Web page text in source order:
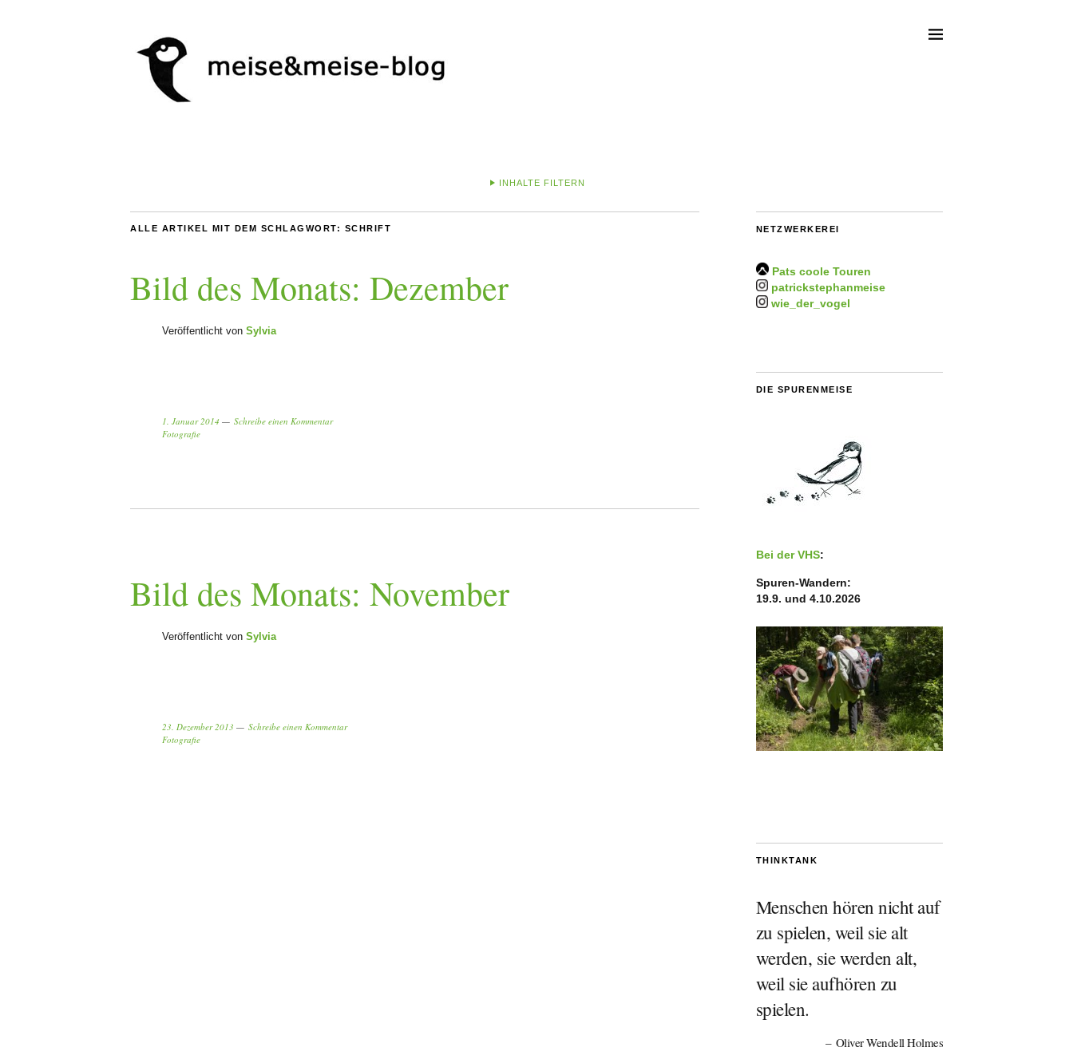
INHALTE FILTERN
ALLE ARTIKEL MIT DEM SCHLAGWORT: SCHRIFT
Bild des Monats: Dezember
Veröffentlicht von Sylvia
1. Januar 2014
Schreibe einen Kommentar
Fotografie
Bild des Monats: November
Veröffentlicht von Sylvia
23. Dezember 2013
Schreibe einen Kommentar
Fotografie
NETZWERKEREI
Pats coole Touren
patrickstephanmeise
wie_der_vogel
DIE SPURENMEISE
Bei der VHS:
Spuren-Wandern:
19.9. und 4.10.2026
THINKTANK
Menschen hören nicht auf
zu spielen, weil sie alt
werden, sie werden alt,
weil sie aufhören zu
spielen.
Oliver Wendell Holmes